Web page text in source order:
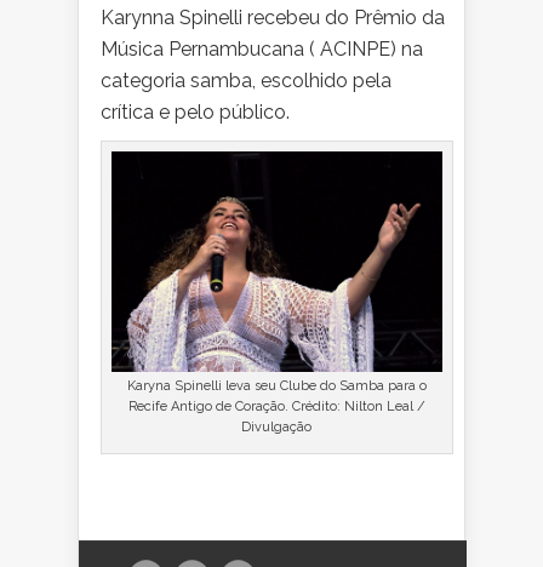
Karynna Spinelli recebeu do Prêmio da
Música Pernambucana ( ACINPE) na
categoria samba, escolhido pela
crítica e pelo público.
Karyna Spinelli leva seu Clube do Samba para o
Recife Antigo de Coração. Crédito: Nilton Leal /
Divulgação